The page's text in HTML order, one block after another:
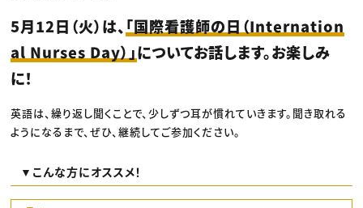
5月12日（火）は、 「国際看護師の日（Internation
al Nurses Day）」についてお話します。お楽しみ
に！
英語は、繰り返し聞くことで、少しずつ耳が慣れていきます。聞き取れる
ようになるまで、ぜひ、継続してご参加ください。
▼こんな方にオススメ！